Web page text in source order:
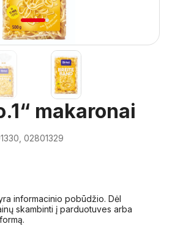
1 2
makaronai
02801329
informacinio pobūdžio. Dėl
skambinti į parduotuves arba